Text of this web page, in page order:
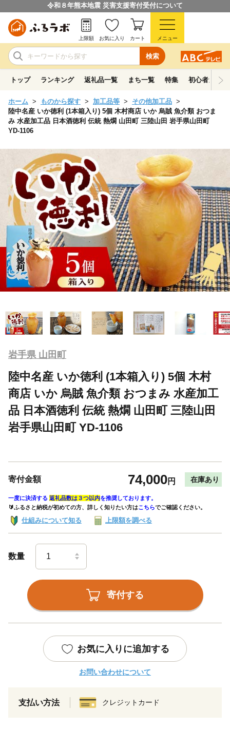
令和８年熊本地震 災害支援寄付受付について
検索
上限額 お気に入り カート メニュー
トップ ランキング 返礼品一覧 まち一覧 特集 初心者ガイド
ホーム ものから探す 加工品等
その他加工品
陸中名産 いか徳利 (1本箱入り) 5個 木村商店 いか 烏賊 魚介類 おつま
み 水産加工品 日本酒徳利 伝統 熱燗 山田町 三陸山田 岩手県山田町
YD-1106
岩手県 山田町
陸中名産 いか徳利 (1本箱入り) 5個 木村
商店 いか 烏賊 魚介類 おつまみ 水産加工
品 日本酒徳利 伝統 熱燗 山田町 三陸山田
岩手県山田町 YD-1106
寄付金額 74,000円 在庫あり
一度に決済する 返礼品数は３つ以内を推奨しております。
🔰ふるさと納税が初めての方、詳しく知りたい方はこちらでご確認ください。
仕組みについて知る 上限額を調べる
数量
寄付する
お気に入りに追加する
お問い合わせについて
支払い方法 クレジットカード